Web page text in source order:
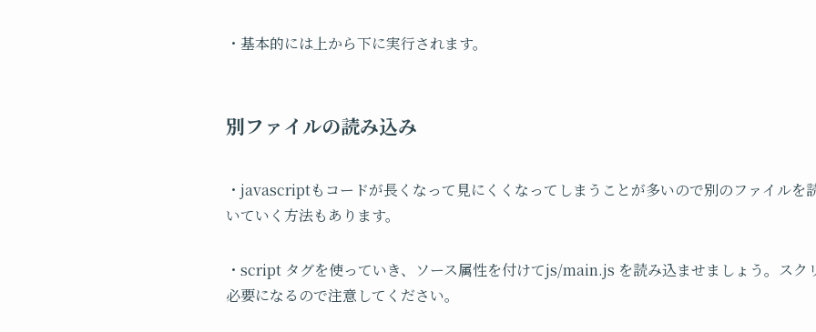
・基本的には上から下に実行されます。
別ファイルの読み込み
・javascriptもコードが長くなって見にくくなってしまうことが多いので別のファイルを
いていく方法もあります。
・script タグを使っていき、ソース属性を付けてjs/main.js を読み込ませましょう。スク
必要になるので注意してください。